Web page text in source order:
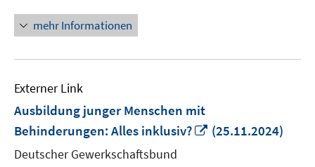
mehr Informationen
Externer Link
Ausbildung junger Menschen mit
Behinderungen: Alles inklusiv?
In
(25.11.2024)
Deutscher Gewerkschaftsbund